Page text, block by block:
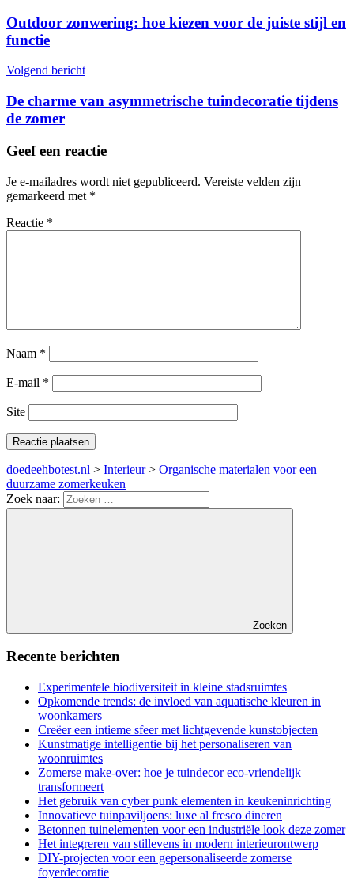
Outdoor zonwering: hoe kiezen voor de juiste stijl en
functie
Volgend bericht
De charme van asymmetrische tuindecoratie tijdens
de zomer
Geef een reactie
Je e-mailadres wordt niet gepubliceerd. Vereiste velden zijn
gemarkeerd met *
Reactie *
Naam *
E-mail *
Site
doedeehbotest.nl > Interieur> Organische materialen voor een
duurzame zomerkeuken
Zoek naar:
Zoeken
Recente berichten
Experimentele biodiversiteit in kleine stadsruimtes
Opkomende trends: de invloed van aquatische kleuren in
woonkamers
Creëer een intieme sfeer met lichtgevende kunstobjecten
Kunstmatige intelligentie bij het personaliseren van
woonruimtes
Zomerse make-over: hoe je tuindecor eco-vriendelijk
transformeert
Het gebruik van cyber punk elementen in keukeninrichting
Innovatieve tuinpaviljoens: luxe al fresco dineren
Betonnen tuinelementen voor een industriële look deze zomer
Het integreren van stillevens in modern interieurontwerp
DIY-projecten voor een gepersonaliseerde zomerse
foyerdecoratie